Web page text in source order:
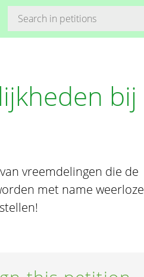
bij
vreemdelingen die de
met name weerloze